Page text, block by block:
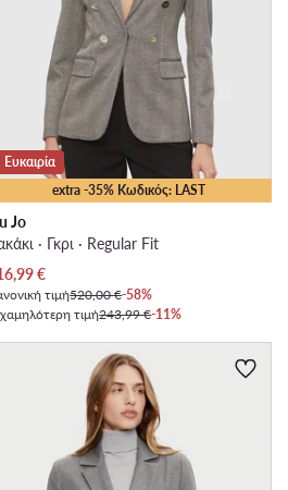
extra -35% Κωδικός: LAST
Ευκαιρία
Jo
· Γκρι · Regular Fit
τιμή
€
τιμή520,00 €-58%
τιμή243,99 €-11%